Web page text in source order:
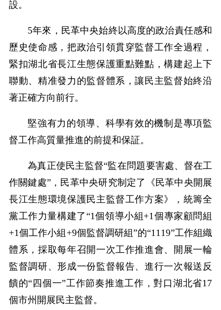
設。
5年來，民革中央始終以高度的政治責任感和
歷史使命感，把政治引領貫穿監督工作全過程，
緊扣湖北省長江生態保護重點難點，構建起上下
聯動、精准發力的監督體系，讓民主監督始終沿
著正確方向前行。
堅強有力的領導、科學有效的機制是專項監
督工作高質量推進的前提和保証。
為真正使民主監督“監在問題要害處、督在工
作關鍵處”，民革中央研究制定了《民革中央開展
長江生態環境保護民主監督工作方案》，統籌全
黨工作力量構建了“1個領導小組+1個專家顧問組
+1個工作小組+9個監督調研組”的“1119”工作組織
體系，採取每年召開一次工作推進會、開展一輪
監督調研、形成一份監督報告、進行一次報送反
饋的“四個一”工作節奏推進工作，對口湖北省17
個市州開展民主監督。